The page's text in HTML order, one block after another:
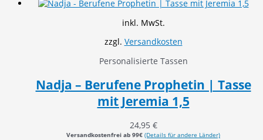
inkl. MwSt.
zzgl. Versandkosten
Personalisierte Tassen
Nadja – Berufene Prophetin | Tasse
mit Jeremia 1,5
24,95 €
Versandkostenfrei ab 99€ (Details für andere Länder)